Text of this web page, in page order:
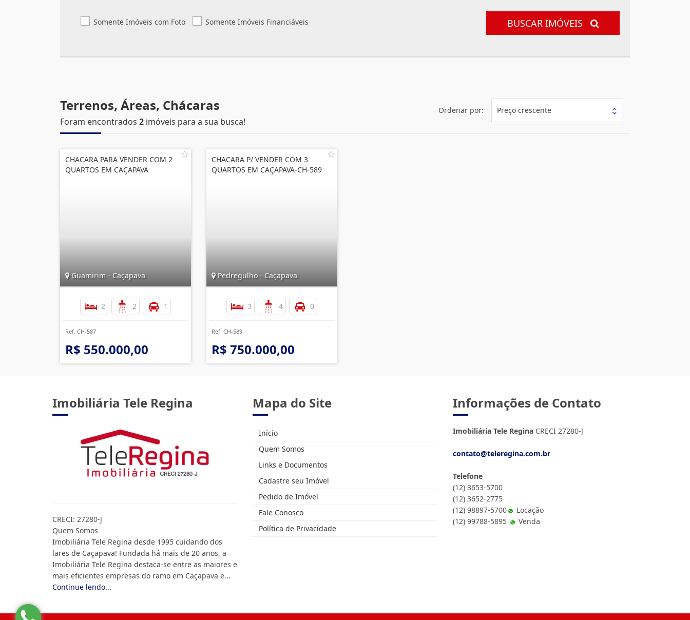
Somente Imóveis com Foto Somente Imóveis Financiáveis BUSCAR IMÓVEIS
Terrenos, Áreas, Chácaras
Foram encontrados 2 imóveis para a sua busca!
Ordenar por: Preço crescente
CHACARA PARA VENDER COM 2
QUARTOS EM CAÇAPAVA
Guamirim - Caçapava
2 2 1
Ref. CH-587
R$ 550.000,00
CHACARA P/ VENDER COM 3
QUARTOS EM CAÇAPAVA-CH-589
Pedregulho - Caçapava
3 4 0
Ref. CH-589
R$ 750.000,00
Imobiliária Tele Regina
CRECI: 27280-J
Quem Somos
Imobiliária Tele Regina desde 1995 cuidando dos
lares de Caçapava! Fundada há mais de 20 anos, a
Imobiliária Tele Regina destaca-se entre as maiores e
mais eficientes empresas do ramo em Caçapava e...
Continue lendo...
Mapa do Site
Início
Quem Somos
Links e Documentos
Cadastre seu Imóvel
Pedido de Imóvel
Fale Conosco
Política de Privacidade
Informações de Contato
Imobiliária Tele Regina CRECI 27280-J
contato@teleregina.com.br
Telefone
(12) 3653-5700
(12) 3652-2775
(12) 98897-5700
Locação
(12) 99788-5895
Venda